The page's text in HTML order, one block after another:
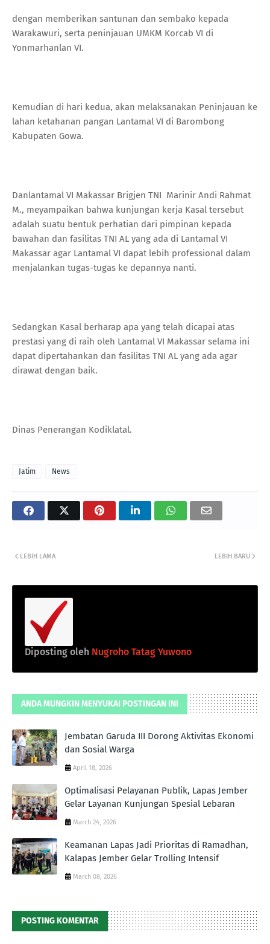
dengan memberikan santunan dan sembako kepada
Warakawuri, serta peninjauan UMKM Korcab VI di
Yonmarhanlan VI.
Kemudian di hari kedua, akan melaksanakan Peninjauan ke
lahan ketahanan pangan Lantamal VI di Barombong
Kabupaten Gowa.
Danlantamal VI Makassar Brigjen TNI Marinir Andi Rahmat
M., meyampaikan bahwa kunjungan kerja Kasal tersebut
adalah suatu bentuk perhatian dari pimpinan kepada
bawahan dan fasilitas TNI AL yang ada di Lantamal VI
Makassar agar Lantamal VI dapat lebih professional dalam
menjalankan tugas-tugas ke depannya nanti.
Sedangkan Kasal berharap apa yang telah dicapai atas
prestasi yang di raih oleh Lantamal VI Makassar selama ini
dapat dipertahankan dan fasilitas TNI AL yang ada agar
dirawat dengan baik.
Dinas Penerangan Kodiklatal.
Jatim News
LEBIH BARU
LEBIH LAMA
Diposting oleh Nugroho Tatag Yuwono
ANDA MUNGKIN MENYUKAI POSTINGAN INI
Jembatan Garuda III Dorong Aktivitas Ekonomi
dan Sosial Warga
April 18, 2026
Optimalisasi Pelayanan Publik, Lapas Jember
Gelar Layanan Kunjungan Spesial Lebaran
March 24, 2026
Keamanan Lapas Jadi Prioritas di Ramadhan,
Kalapas Jember Gelar Trolling Intensif
March 08, 2026
POSTING KOMENTAR